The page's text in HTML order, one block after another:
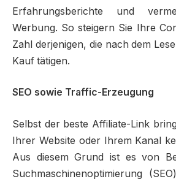
Erfahrungsberichte und
Werbung. So steigern Sie Ihre
Zahl derjenigen, die nach dem
Kauf tätigen.
SEO sowie Traffic-Erzeugung
Selbst der beste Affiliate-Link
Ihrer Website oder Ihrem Kanal
Aus diesem Grund ist es von
Suchmaschinenoptimierung